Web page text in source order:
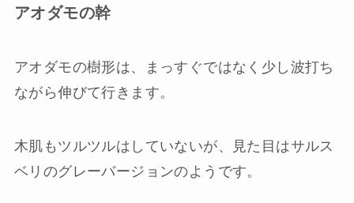
アオダモの幹
アオダモの樹形は、まっすぐではなく少し波打ち
ながら伸びて行きます。
木肌もツルツルはしていないが、見た目はサルス
ベリのグレーバージョンのようです。